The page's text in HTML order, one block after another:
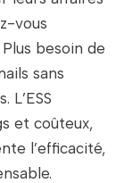
vous
besoin de
sans
et coûteux,
l’efficacité,